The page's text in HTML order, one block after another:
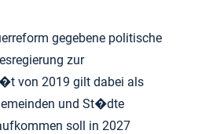
gegebene politische
zur
von 2019 gilt dabei als
und St�dte
soll in 2027